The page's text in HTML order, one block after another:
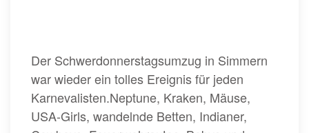
Der Schwerdonnerstagsumzug in Simmern
war wieder ein tolles Ereignis für jeden
Karnevalisten.Neptune, Kraken, Mäuse,
USA-Girls, wandelnde Betten, Indianer,